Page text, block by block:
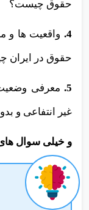
3. انواع شغل
حقوق چیست؟
4. واقعیت ها و
حقوق در ایران
5. معرفی وضعیت
غیر انتفاعی و
و خیلی سوال های